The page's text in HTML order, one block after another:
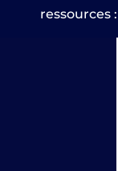
ressources